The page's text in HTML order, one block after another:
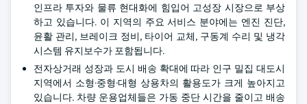
인프라 투자와 물류 현대화에 힘입어 고성장 시장으로 부상
하고 있습니다. 이 지역의 주요 서비스 분야에는 엔진 진단,
윤활 관리, 브레이크 정비, 타이어 교체, 구동계 수리 및 냉각
시스템 유지보수가 포함됩니다.
전자상거래 성장과 도시 배송 확대에 따라 인구 밀집 대도시
지역에서 소형·중형·대형 상용차의 활용도가 크게 높아지고
있습니다. 차량 운용업체들은 가동 중단 시간을 줄이고 배송